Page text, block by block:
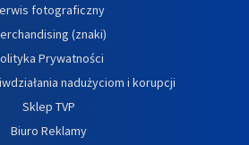
fotograficzny
(znaki)
Prywatności
nadużyciom i korupcji
Sklep TVP
Biuro Reklamy